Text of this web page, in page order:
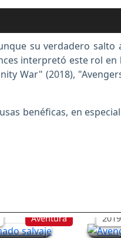
su verdadero salto
interpretó este rol en
War" (2018),
benéficas, en
Aventura 2019